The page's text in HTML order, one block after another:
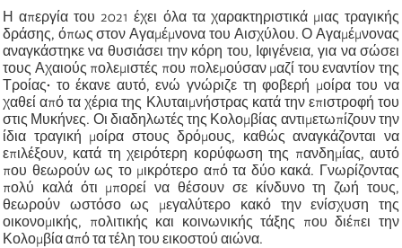
Η απεργία του 2021 έχει όλα τα χαρακτηριστικά μιας τραγικής
δράσης, όπως στον Αγαμέμνονα του Αισχύλου. Ο Αγαμέμνονας
αναγκάστηκε να θυσιάσει την κόρη του, Ιφιγένεια, για να σώσει
τους Αχαιούς πολεμιστές που πολεμούσαν μαζί του εναντίον της
Τροίας· το έκανε αυτό, ενώ γνώριζε τη φοβερή μοίρα του να
χαθεί από τα χέρια της Κλυταιμνήστρας κατά την επιστροφή του
στις Μυκήνες. Οι διαδηλωτές της Κολομβίας αντιμετωπίζουν την
ίδια τραγική μοίρα στους δρόμους, καθώς αναγκάζονται να
επιλέξουν, κατά τη χειρότερη κορύφωση της πανδημίας, αυτό
που θεωρούν ως το μικρότερο από τα δύο κακά. Γνωρίζοντας
πολύ καλά ότι μπορεί να θέσουν σε κίνδυνο τη ζωή τους,
θεωρούν ωστόσο ως μεγαλύτερο κακό την ενίσχυση της
οικονομικής, πολιτικής και κοινωνικής τάξης που διέπει την
Κολομβία από τα τέλη του εικοστού αιώνα.